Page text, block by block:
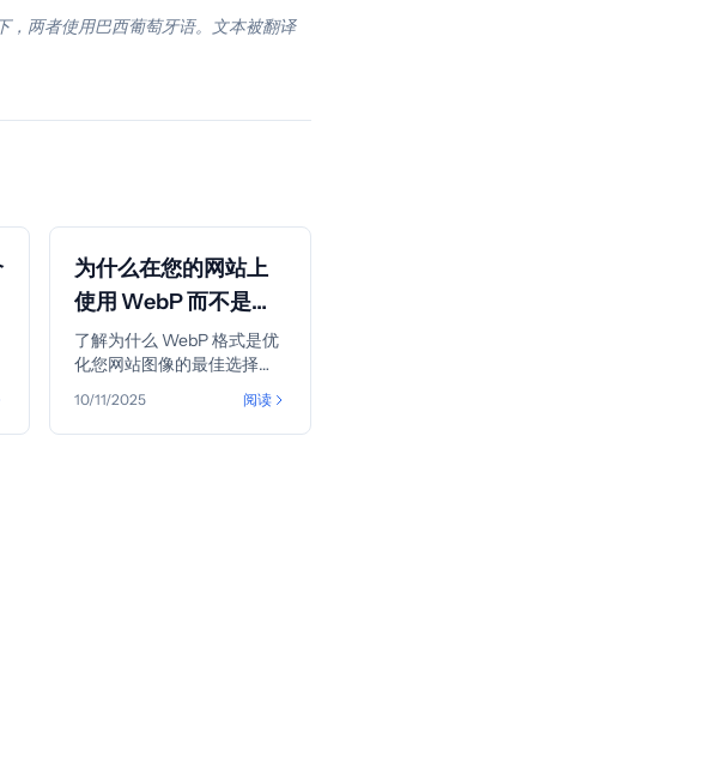
，两者使用巴西葡萄牙语。文本被翻译
为什么在您的网站上
使用 WebP 而不是
PNG 或 JPEG
了解为什么 WebP 格式是优
化您网站图像的最佳选择。
将文件大小减少多达 45%，
同时保持视觉质量。
10/11/2025 阅读